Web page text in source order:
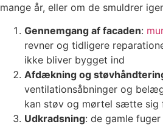
mange år, eller om de smuldrer
Gennemgang af facaden:
revner og tidligere
ikke bliver bygget ind
Afdækning og
ventilationsåbninger og
kan støv og mørtel sætte sig
Udkradsning: de gamle